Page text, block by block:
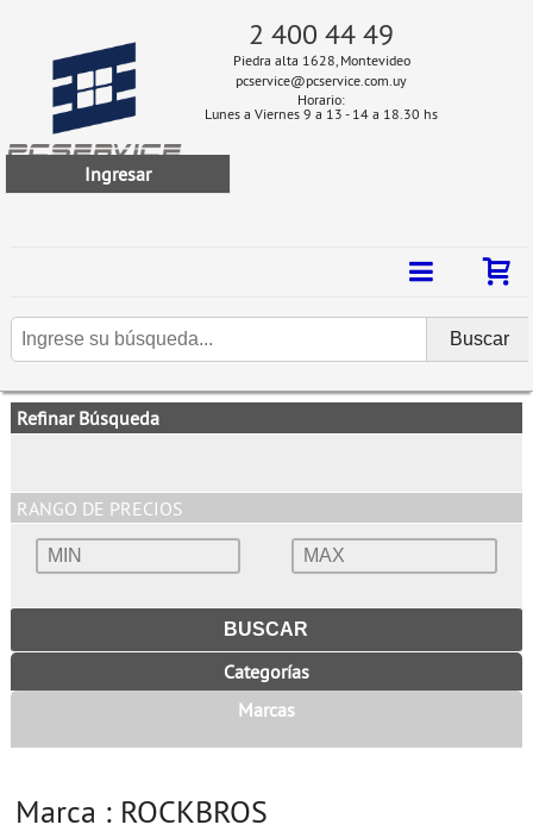
2 400 44 49
Piedra alta 1628, Montevideo
pcservice@pcservice.com.uy
Horario:
Lunes a Viernes 9 a 13 - 14 a 18.30 hs
Ingresar
Refinar Búsqueda
RANGO DE PRECIOS
Categorías
Marcas
Marca : ROCKBROS